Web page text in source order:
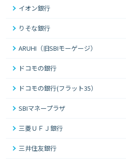
イオン銀行
りそな銀行
ARUHI（旧SBIモーゲージ）
ドコモの銀行
ドコモの銀行(フラット35）
SBIマネープラザ
三菱ＵＦＪ銀行
三井住友銀行